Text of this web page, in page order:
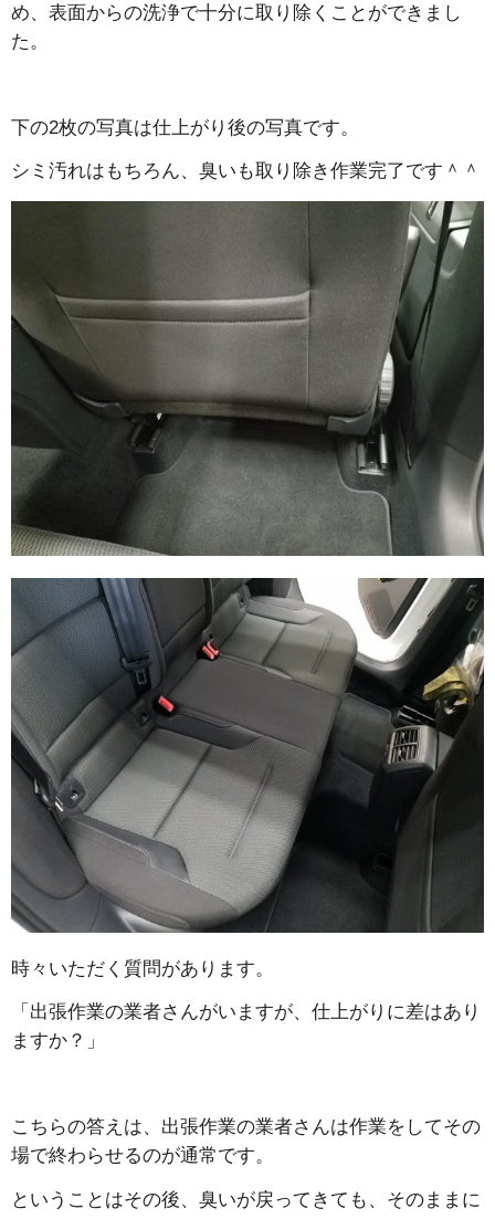
め、表面からの洗浄で十分に取り除くことができまし
た。
下の2枚の写真は仕上がり後の写真です。
シミ汚れはもちろん、臭いも取り除き作業完了です＾＾
時々いただく質問があります。
「出張作業の業者さんがいますが、仕上がりに差はあり
ますか？」
こちらの答えは、出張作業の業者さんは作業をしてその
場で終わらせるのが通常です。
ということはその後、臭いが戻ってきても、そのままに